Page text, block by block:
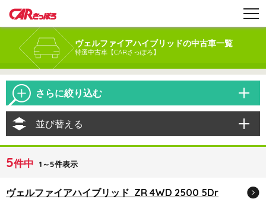
ヴェルファイアハイブリッドの中古車一覧
特選中古車【CARさっぽろ】
さらに絞り込む
並び替える
5件中 1～5件表示
ヴェルファイアハイブリッド ZR 4WD 2500 5Dr